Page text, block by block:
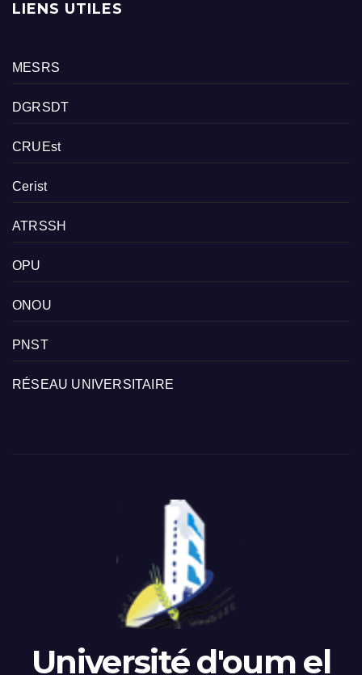
LIENS UTILES
MESRS
DGRSDT
CRUEst
Cerist
ATRSSH
OPU
ONOU
PNST
RÉSEAU UNIVERSITAIRE
Université d'oum el